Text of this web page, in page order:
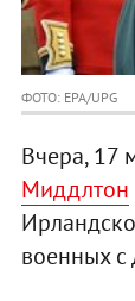
ФОТО: EPA/UPG
Вчера, 17
Миддлтон
военных с